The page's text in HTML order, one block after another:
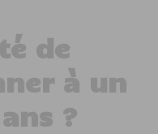
de
à un
?